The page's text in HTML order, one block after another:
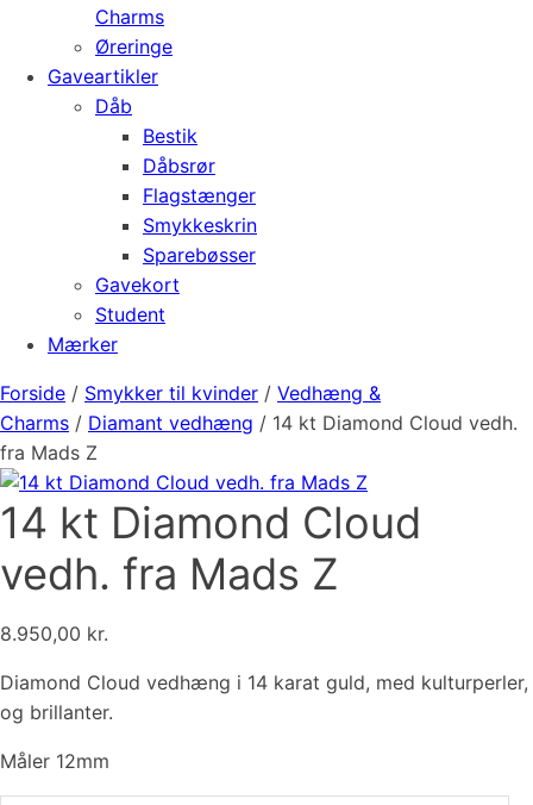
Charms
Øreringe
Gaveartikler
Dåb
Bestik
Dåbsrør
Flagstænger
Smykkeskrin
Sparebøsser
Gavekort
Student
Mærker
Forside / Smykker til kvinder / Vedhæng &
Charms / Diamant vedhæng / 14 kt Diamond Cloud vedh.
fra Mads Z
14 kt Diamond Cloud
vedh. fra Mads Z
8.950,00 kr.
Diamond Cloud vedhæng i 14 karat guld, med kulturperler,
og brillanter.
Måler 12mm